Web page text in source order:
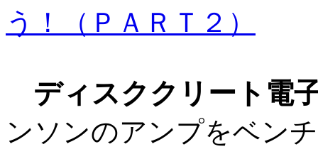
う！（ＰＡＲＴ２）
ディスククリート電
ンソンのアンプをベン